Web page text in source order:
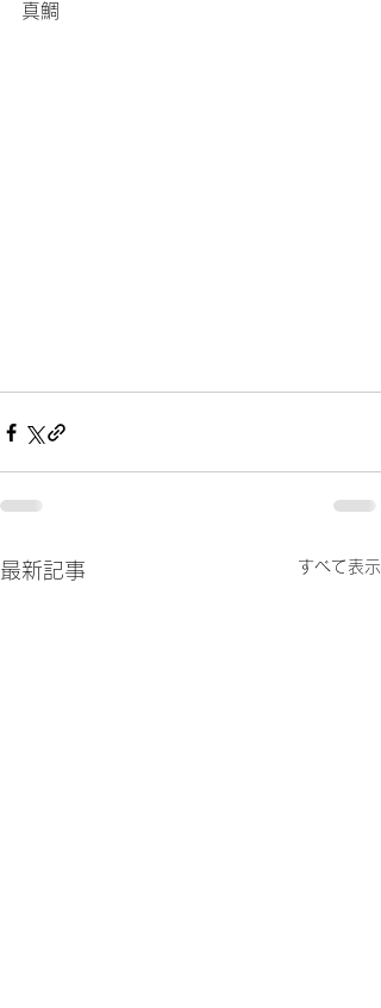
真鯛
最新記事 すべて表示